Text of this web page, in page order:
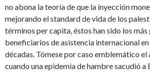
no abona la teoría de que la inyección
mejorando el standard de vida de los
términos per capita, éstos han sido los más
beneficiarios de asistencia internacional
décadas. Tómese por caso emblemático el
cuando una epidemia de hambre sacudió a